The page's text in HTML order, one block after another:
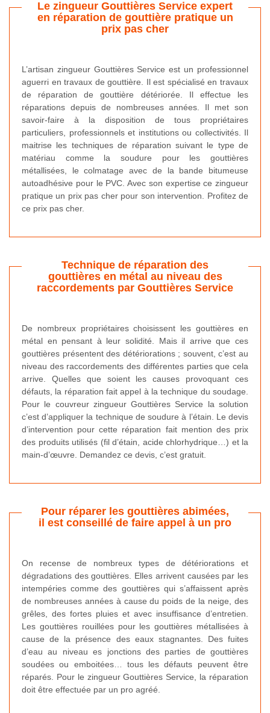
Le zingueur Gouttières Service expert
en réparation de gouttière pratique un
prix pas cher
L’artisan zingueur Gouttières Service est un professionnel
aguerri en travaux de gouttière. Il est spécialisé en travaux
de réparation de gouttière détériorée. Il effectue les
réparations depuis de nombreuses années. Il met son
savoir-faire à la disposition de tous propriétaires
particuliers, professionnels et institutions ou collectivités. Il
maitrise les techniques de réparation suivant le type de
matériau comme la soudure pour les gouttières
métallisées, le colmatage avec de la bande bitumeuse
autoadhésive pour le PVC. Avec son expertise ce zingueur
pratique un prix pas cher pour son intervention. Profitez de
ce prix pas cher.
Technique de réparation des
gouttières en métal au niveau des
raccordements par Gouttières Service
De nombreux propriétaires choisissent les gouttières en
métal en pensant à leur solidité. Mais il arrive que ces
gouttières présentent des détériorations ; souvent, c’est au
niveau des raccordements des différentes parties que cela
arrive. Quelles que soient les causes provoquant ces
défauts, la réparation fait appel à la technique du soudage.
Pour le couvreur zingueur Gouttières Service la solution
c’est d’appliquer la technique de soudure à l’étain. Le devis
d’intervention pour cette réparation fait mention des prix
des produits utilisés (fil d’étain, acide chlorhydrique…) et la
main-d’œuvre. Demandez ce devis, c’est gratuit.
Pour réparer les gouttières abimées,
il est conseillé de faire appel à un pro
On recense de nombreux types de détériorations et
dégradations des gouttières. Elles arrivent causées par les
intempéries comme des gouttières qui s’affaissent après
de nombreuses années à cause du poids de la neige, des
grêles, des fortes pluies et avec insuffisance d’entretien.
Les gouttières rouillées pour les gouttières métallisées à
cause de la présence des eaux stagnantes. Des fuites
d’eau au niveau es jonctions des parties de gouttières
soudées ou emboitées… tous les défauts peuvent être
réparés. Pour le zingueur Gouttières Service, la réparation
doit être effectuée par un pro agréé.